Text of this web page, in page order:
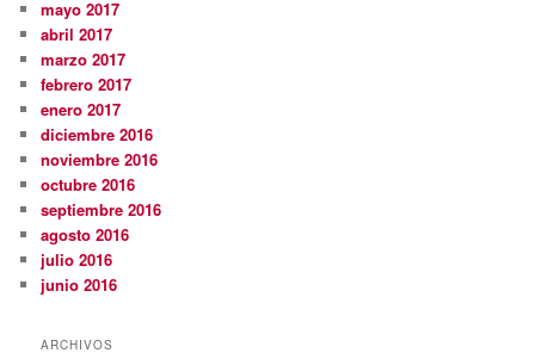
mayo 2017
abril 2017
marzo 2017
febrero 2017
enero 2017
diciembre 2016
noviembre 2016
octubre 2016
septiembre 2016
agosto 2016
julio 2016
junio 2016
ARCHIVOS